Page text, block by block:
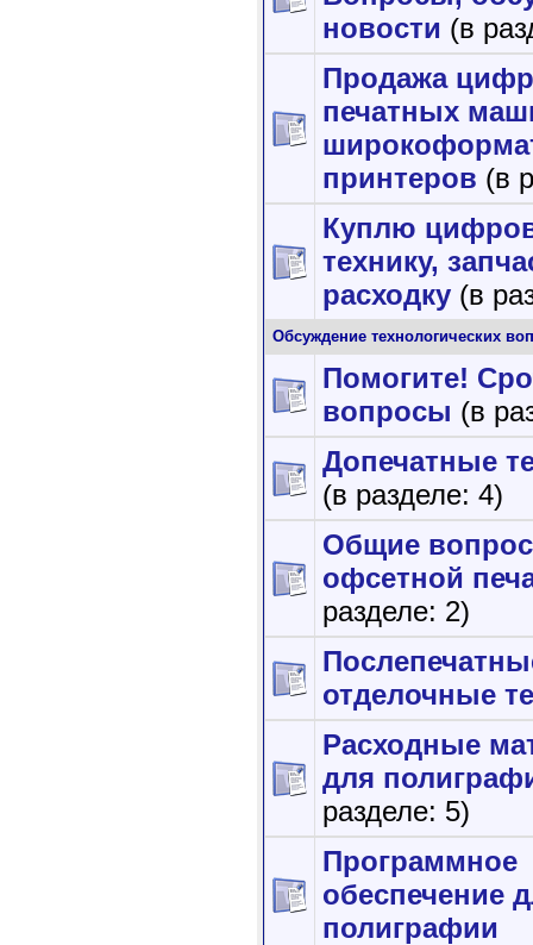
новости (в
Продажа
печатных
принтеров (в
Куплю
технику,
расходку (в
Обсуждение технологических
Помогите!
вопросы (в
Допечатные
(в разделе: 4)
Общие
офсетной
разделе: 2)
отделочные
Расходные
для
разделе: 5)
Программное
обеспечение
полиграфии